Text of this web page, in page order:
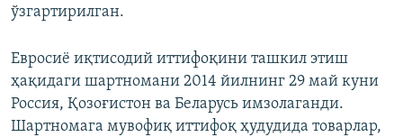
ўзгартирилган.
Евросиё иқтисодий иттифоқини ташкил этиш
ҳақидаги шартномани 2014 йилнинг 29 май куни
Россия, Қозоғистон ва Беларусь имзолаганди.
Шартномага мувофиқ иттифоқ ҳудудида товарлар,